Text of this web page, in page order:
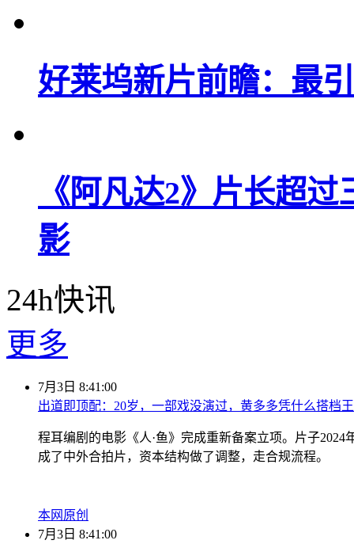
好莱坞新片前瞻：最
《阿凡达2》片长超
影
24h快讯
更多
7月3日 8:41:00
出道即顶配：20岁，一部戏没演过，黄多多凭什么搭档
程耳编剧的电影《人·鱼》完成重新备案立项。片子
成了中外合拍片，资本结构做了调整，走合规流程。
本网原创
7月3日 8:41:00